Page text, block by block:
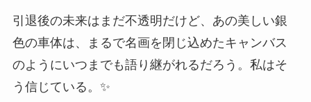
引退後の未来はまだ不透明だけど、あの美しい銀
色の車体は、まるで名画を閉じ込めたキャンバス
のようにいつまでも語り継がれるだろう。私はそ
う信じている。✨